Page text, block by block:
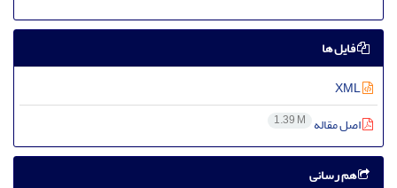
فایل ها
اصل مقاله 1.39 M
هم رسانی